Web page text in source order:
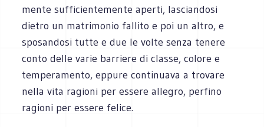
mente sufficientemente aperti, lasciandosi
dietro un matrimonio fallito e poi un altro, e
sposandosi tutte e due le volte senza tenere
conto delle varie barriere di classe, colore e
temperamento, eppure continuava a trovare
nella vita ragioni per essere allegro, perfino
ragioni per essere felice.